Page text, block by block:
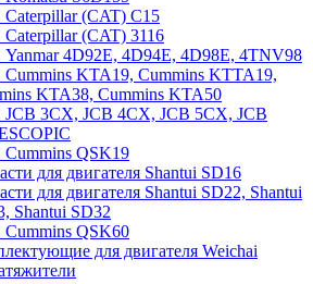
(CAT) C15
(CAT) 3116
4D92E, 4D94E, 4D98E, 4TNV98
KTA19, Cummins KTTA19,
KTA38, Cummins KTA50
3CX, JCB 4CX, JCB 5CX, JCB
QSK19
для двигателя Shantui SD16
для двигателя Shantui SD22, Shantui
Shantui SD32
QSK60
для двигателя Weichai